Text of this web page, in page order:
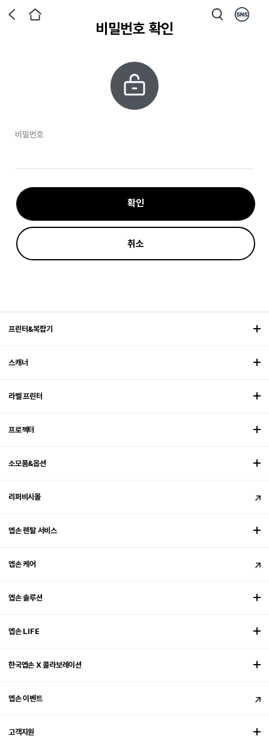
비밀번호 확인
비밀번호
확인
취소
프린터&복합기
스캐너
라벨 프린터
프로젝터
소모품&옵션
리퍼비시몰
엡손 렌탈 서비스
엡손 케어
엡손 솔루션
엡손 LIFE
한국엡손 X 콜라보레이션
엡손 이벤트
고객지원